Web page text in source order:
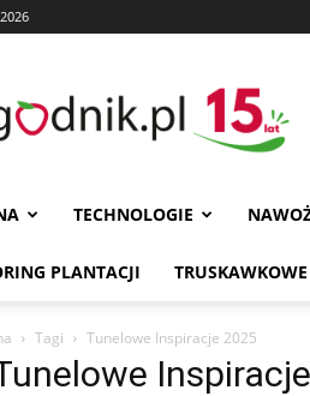
TECHNOLOGIE
PLANTACJI
Tagi Tunelowe Inspiracje 2025